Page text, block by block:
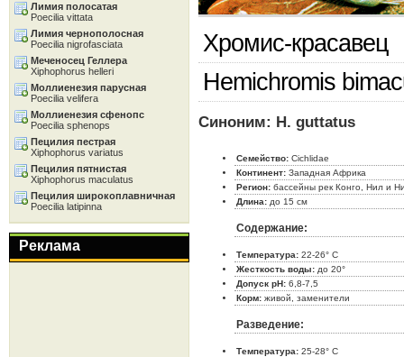
Хромис-красавец
Hemichromis
Синоним: H. guttatus
Семейство: Cichlidae
Континент: Западная Африка
Регион: бассейны рек Конго, Нил и
Длина: до 15 см
Содержание:
Температура: 22-26° C
Жесткость воды: до 20°
Допуск pH: 6,8-7,5
Корм: живой, заменители
Разведение:
Температура: 25-28° C
Лимия полосатая
Poecilia vittata
Лимия чернополосная
Poecilia nigrofasciata
Меченосец Геллера
Xiphophorus helleri
Моллиенезия парусная
Poecilia velifera
Моллиенезия сфенопс
Poecilia sphenops
Пецилия пестрая
Xiphophorus variatus
Пецилия пятнистая
Xiphophorus maculatus
Пецилия широкоплавничная
Poecilia latipinna
Реклама